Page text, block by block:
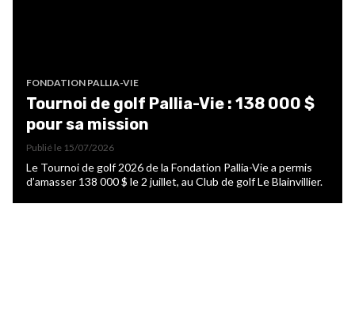
FONDATION PALLIA-VIE
Tournoi de golf Pallia-Vie : 138 000 $
pour sa mission
Publié le 15/07/2026
Le Tournoi de golf 2026 de la Fondation Pallia-Vie a permis
d’amasser 138 000 $ le 2 juillet, au Club de golf Le Blainvillier.